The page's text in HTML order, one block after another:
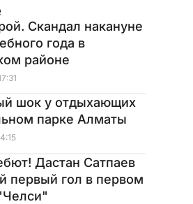
Скандал накануне
года в
районе
шок у отдыхающих
парке Алматы
Дастан Сатпаев
первый гол в первом